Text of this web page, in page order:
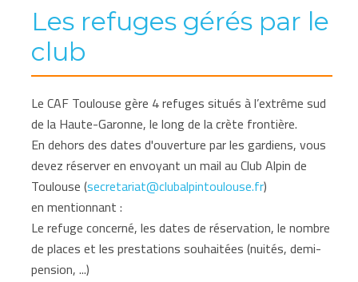
Les refuges gérés par le
club
Le CAF Toulouse gère 4 refuges situés à l’extrême sud
de la Haute-Garonne, le long de la crète frontière.
En dehors des dates d'ouverture par les gardiens, vous
devez réserver en envoyant un mail au Club Alpin de
Toulouse (secretariat@clubalpintoulouse.fr)
en mentionnant :
Le refuge concerné, les dates de réservation, le nombre
de places et les prestations souhaitées (nuités, demi-
pension, ...)